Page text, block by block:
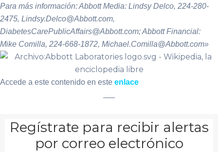
Para más información: Abbott Media: Lindsy Delco, 224-280-
2475, Lindsy.Delco@Abbott.com,
DiabetesCarePublicAffairs@Abbott.com; Abbott Financial:
Mike Comilla, 224-668-1872, Michael.Comilla@Abbott.com»
Accede a este contenido en este enlace
Regístrate para recibir alertas
por correo electrónico